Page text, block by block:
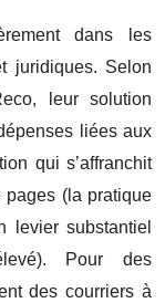
dans les
juridiques. Selon
leur solution
liées aux
qui s’affranchit
(la pratique
levier substantiel
Pour des
des courriers à